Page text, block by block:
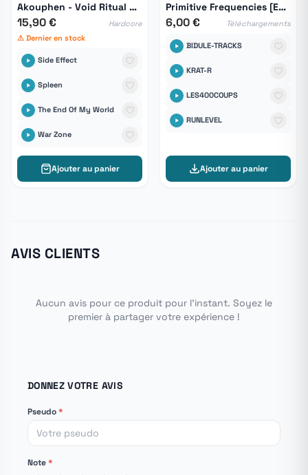
Akouphen - Void Ritual HS 01
15,90 €
Hardcore
⚠ Dernier en stock
Side Effect
Spleen
The End Of My World
War Zone
Ajouter au panier
Primitive Frequencies [ESK.VA-003]
6,00 € Téléchargements
BIDULE-TRACKS
KRAT-R
LES400COUPS
RUNLEVEL
Ajouter au panier
AVIS CLIENTS
Aucun avis pour ce produit pour l'instant. Soyez le
premier à partager votre expérience !
DONNEZ VOTRE AVIS
Pseudo*
Note*